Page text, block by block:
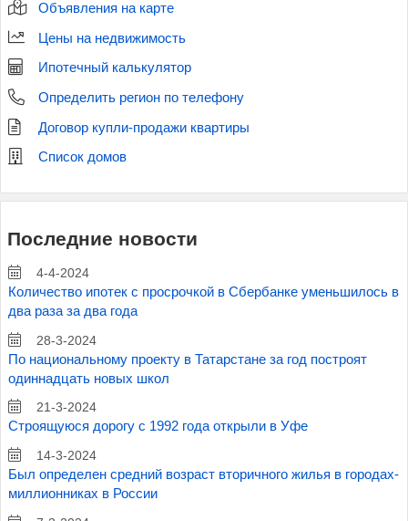
Объявления на карте
Цены на недвижимость
Ипотечный калькулятор
Определить регион по телефону
Договор купли-продажи квартиры
Список домов
Последние новости
4-4-2024
Количество ипотек с просрочкой в Сбербанке уменьшилось в
два раза за два года
28-3-2024
По национальному проекту в Татарстане за год построят
одиннадцать новых школ
21-3-2024
Строящуюся дорогу с 1992 года открыли в Уфе
14-3-2024
Был определен средний возраст вторичного жилья в городах-
миллионниках в России